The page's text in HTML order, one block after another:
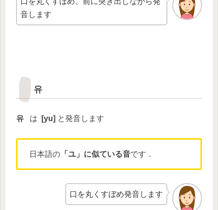
音します
유
유 は [yu] と発音します
日本語の 「ユ」に似ている音です．
口を丸くすぼめ発音します